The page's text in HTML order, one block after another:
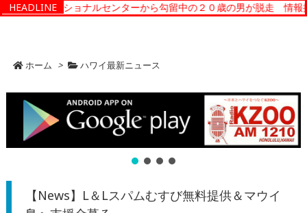
HEADLINE
ーコレクショナルセンターから勾留中の２０歳の男が脱走 情報提
ホーム > ハワイ最新ニュース
【News】L＆Lスパムむすび無料提供＆マウイ